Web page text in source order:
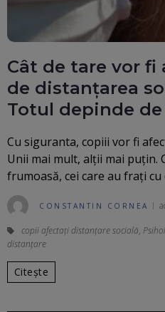
Cât de tare vor
de distanțarea
Totul depinde
Cu siguranta, copiii vor fi
Unii mai mult, alții mai puțin.
frumoasă, cei care au frați cu
CONSTANTIN CORNEA
copii afectați distanțare socială,
distanțare
Citește